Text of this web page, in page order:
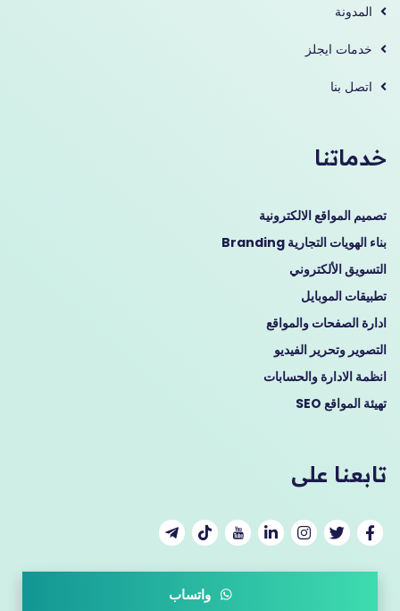
المدونة
خدمات ايجلز
اتصل بنا
خدماتنا
تصميم المواقع الالكترونية
بناء الهويات التجارية Branding
التسويق الألكتروني
تطبيقات الموبايل
ادارة الصفحات والمواقع
التصوير وتحرير الفيديو
انظمة الادارة والحسابات
تهيئة المواقع SEO
تابعنا على
واتساب